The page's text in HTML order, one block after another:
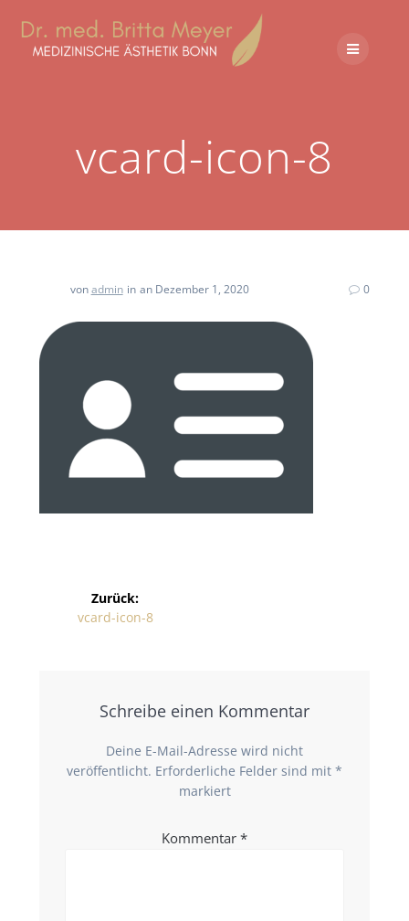
vcard-icon-8
vonadmin in an Dezember 1, 2020 0
Zurück:
vcard-icon-8
Schreibe einen Kommentar
Deine E-Mail-Adresse wird nicht
veröffentlicht. Erforderliche Felder sind mit *
markiert
Kommentar *